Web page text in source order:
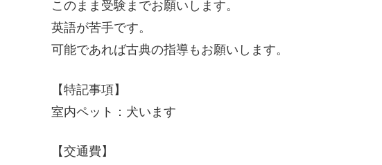
このまま受験までお願いします。
英語が苦手です。
可能であれば古典の指導もお願いします。
【特記事項】
室内ペット：犬います
【交通費】